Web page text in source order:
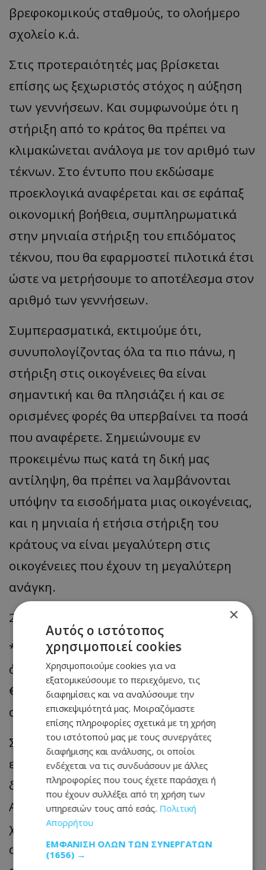
βρεφοκομικούς σταθμούς, το ολοήμερο
σχολείο κ.ά.
Στις προτεραιότητές μας βρίσκεται
επίσης ως ξεχωριστός στόχος η αύξηση
των γεννήσεων. Και συμφωνούμε ότι η
στήριξη από το κράτος θα πρέπει να
κλιμακώνεται ανάλογα με τον αριθμό των
τέκνων. Στο έντυπο που εκδώσαμε
προεκλογικά αναφέρεται και σε εφάπαξ
οικονομική βοήθεια, συμπληρωματικά
στην μηνιαία στήριξη του επιδόματος
τέκνου, που θα εφαρμοστεί πιλοτικά έτσι
ώστε να μετρήσουμε το αποτέλεσμα στον
αριθμό των γεννήσεων.
Συμπερασματικά, εκτιμούμε ότι,
συνυπολογίζοντας όλα τα πιο πάνω, η
στήριξη στις οικογένειες θα είναι
σημαντική και θα πλησιάζει ή και σε
ορισμένες φορές θα υπερβαίνει τα ποσά
που αναφέρετε. Σημειώνουμε εν
προκειμένω πως κατά τη δική μας
αντίληψη, θα πρέπει να λαμβάνονται
υπόψην τα εισοδήματα μιας οικογένειας,
και η μηνιαία ή ετήσια στήριξη του
κράτους να είναι μεγαλύτερη στις
οικογένειες που έχουν τη μεγαλύτερη
ανάγκη.
2. Συνταξιούχοι
*Άνοδος Κατώτατης Σύνταξης στα €1.088
όπου είναι ο κατώτατος μισθός. Τα
€1.088 αποτελούν ένα λογικό και
αξιοπρεπές κατώτατο όριο.*
Σύμφωνα με τις δικές μας μελέτες και
εκτιμήσεις υπάρχει σήμερα η
δυνατότητα στο Ταμείο Κοινωνικών
Ασφαλίσεων για σημαντική αύξηση των
χαμηλών και μεσαίων συντάξεων. Τα
αυξημένα έσοδα του ΤΚΑ από την
×
Αυτός ο ιστότοπος
χρησιμοποιεί cookies
Χρησιμοποιούμε cookies για να
εξατομικεύσουμε το περιεχόμενο, τις
διαφημίσεις και να αναλύσουμε την
επισκεψιμότητά μας. Μοιραζόμαστε
επίσης πληροφορίες σχετικά με τη χρήση
του ιστότοπού μας με τους συνεργάτες
διαφήμισης και ανάλυσης, οι οποίοι
ενδέχεται να τις συνδυάσουν με άλλες
πληροφορίες που τους έχετε παράσχει ή
που έχουν συλλέξει από τη χρήση των
υπηρεσιών τους από εσάς. Πολιτική
Απορρήτου
ΕΜΦΆΝΙΣΗ ΌΛΩΝ ΤΩΝ ΣΥΝΕΡΓΑΤΏΝ
(1656) →